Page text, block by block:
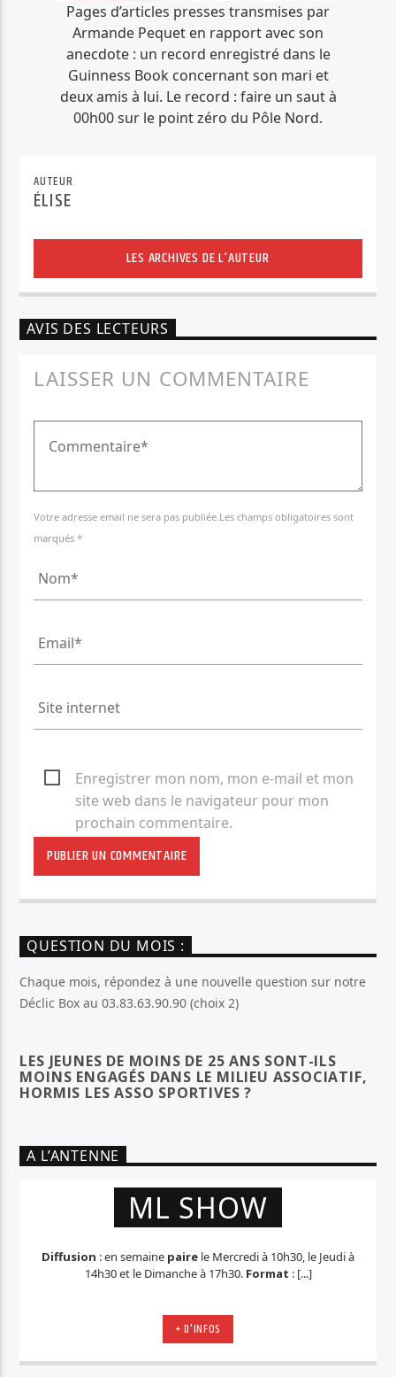
Pages d’articles presses transmises par
Armande Pequet en rapport avec son
anecdote : un record enregistré dans le
Guinness Book concernant son mari et
deux amis à lui. Le record : faire un saut à
00h00 sur le point zéro du Pôle Nord.
AUTEUR
ÉLISE
LES ARCHIVES DE L'AUTEUR
AVIS DES LECTEURS
LAISSER UN COMMENTAIRE
Votre adresse email ne sera pas publiée.Les champs obligatoires sont
marqués *
Enregistrer mon nom, mon e-mail et mon
site web dans le navigateur pour mon
prochain commentaire.
QUESTION DU MOIS :
Chaque mois, répondez à une nouvelle question sur notre
Déclic Box au 03.83.63.90.90 (choix 2)
LES JEUNES DE MOINS DE 25 ANS SONT-ILS
MOINS ENGAGÉS DANS LE MILIEU ASSOCIATIF,
HORMIS LES ASSO SPORTIVES ?
A L’ANTENNE
ML SHOW
Diffusion : en semaine paire le Mercredi à 10h30, le Jeudi à
14h30 et le Dimanche à 17h30. Format : [...]
+ D'INFOS